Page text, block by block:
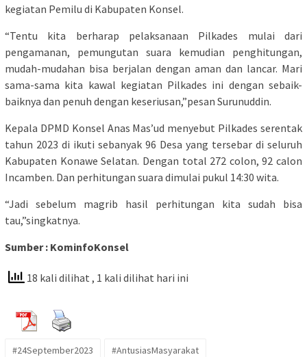
kegiatan Pemilu di Kabupaten Konsel.
“Tentu kita berharap pelaksanaan Pilkades mulai dari
pengamanan, pemungutan suara kemudian penghitungan,
mudah-mudahan bisa berjalan dengan aman dan lancar. Mari
sama-sama kita kawal kegiatan Pilkades ini dengan sebaik-
baiknya dan penuh dengan keseriusan,”pesan Surunuddin.
Kepala DPMD Konsel Anas Mas’ud menyebut Pilkades serentak
tahun 2023 di ikuti sebanyak 96 Desa yang tersebar di seluruh
Kabupaten Konawe Selatan. Dengan total 272 colon, 92 calon
Incamben. Dan perhitungan suara dimulai pukul 14:30 wita.
“Jadi sebelum magrib hasil perhitungan kita sudah bisa
tau,”singkatnya.
Sumber : KominfoKonsel
18 kali dilihat , 1 kali dilihat hari ini
#24September2023
#AntusiasMasyarakat